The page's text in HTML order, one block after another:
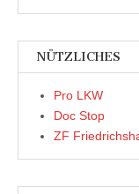
NÜTZLICHES
Pro LKW
Doc Stop
ZF